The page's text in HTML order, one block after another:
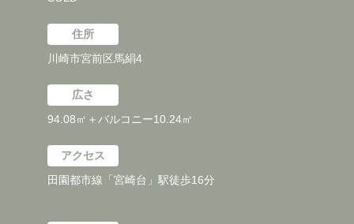
住所
川崎市宮前区馬絹4
広さ
94.08㎡＋バルコニー10.24㎡
アクセス
田園都市線「宮崎台」駅徒歩16分